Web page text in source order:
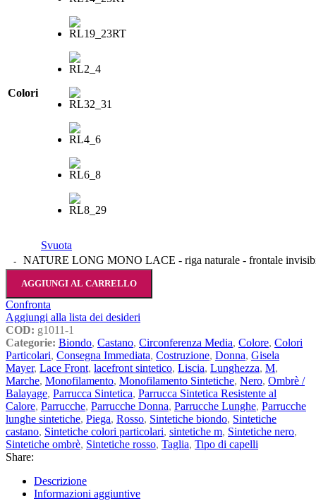
Colori
Svuota
NATURE LONG MONO LACE - riga naturale - frontale
AGGIUNGI AL CARRELLO
Confronta
Aggiungi alla lista dei desideri
COD: g1011-1
Categorie: Biondo, Castano, Circonferenza Media, Colore, Colori
Particolari, Consegna Immediata, Costruzione, Donna, Gisela
Mayer, Lace Front, lacefront sintetico, Liscia, Lunghezza, M,
Marche, Monofilamento, Monofilamento Sintetiche, Nero, Ombrè /
Balayage, Parrucca Sintetica, Parrucca Sintetica Resistente al
Calore, Parrucche, Parrucche Donna, Parrucche Lunghe, Parrucche
lunghe sintetiche, Piega, Rosso, Sintetiche biondo, Sintetiche
castano, Sintetiche colori particolari, sintetiche m, Sintetiche nero,
Sintetiche ombrè, Sintetiche rosso, Taglia, Tipo di capelli
Share:
Descrizione
Informazioni aggiuntive